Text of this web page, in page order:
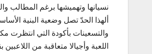
نسيانها وتهميشها برغم المطالب
ألهذا الحدّ تصل وضعية البنية
والتسعينات بأكودة التي انتظرت
اللعبة وأجيالا متعاقبة من